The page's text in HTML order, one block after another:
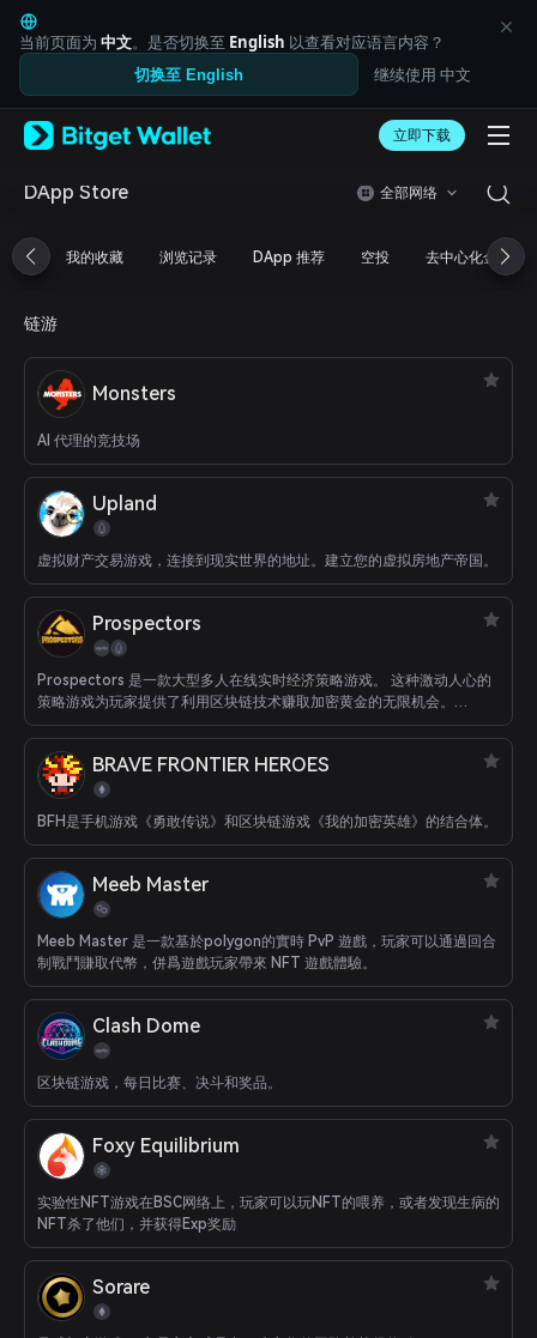
English
日本語
Tiếng Việt
Русский
Español (Latinoamérica)
Türkçe
Français
简体中文
繁體中文
Bahasa Indonesia
ภาษาไทย
العربية
Español
Português (Brasil)
Español (Argentina)
当前页面为 中文。是否切换至 English 以查看对应语言内容？
切换至 English 继续使用 中文
立即下载
DApp Store 全部网络
我的收藏 浏览记录 DApp 推荐 空投 去中心化金融
链游
Monsters
AI 代理的竞技场
Upland
虚拟财产交易游戏，连接到现实世界的地址。建立您的虚拟房地产帝国。
Prospectors
Prospectors 是一款大型多人在线实时经济策略游戏。 这种激动人心的
策略游戏为玩家提供了利用区块链技术赚取加密黄金的无限机会。
Prospectors 是淘金热经济的模拟器，玩家可以在其中提高他们的商业
BRAVE FRONTIER HEROES
BFH是手机游戏《勇敢传说》和区块链游戏《我的加密英雄》的结合体。
Meeb Master
Meeb Master 是一款基於polygon的實時 PvP 遊戲，玩家可以通過回合
制戰鬥賺取代幣，併爲遊戲玩家帶來 NFT 遊戲體驗。
Clash Dome
区块链游戏，每日比赛、决斗和奖品。
Foxy Equilibrium
实验性NFT游戏在BSC网络上，玩家可以玩NFT的喂养，或者发现生病的
NFT杀了他们，并获得Exp奖励
Sorare